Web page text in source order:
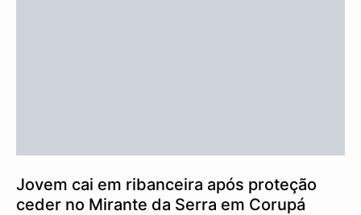
Jovem cai em ribanceira após proteção
ceder no Mirante da Serra em Corupá